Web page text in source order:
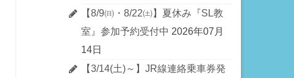
【8/9㈰・8/22㈯】夏休み『SL教
室』参加予約受付中 2026年07月
14日
【3/14(土)～】JR線連絡乗車券発